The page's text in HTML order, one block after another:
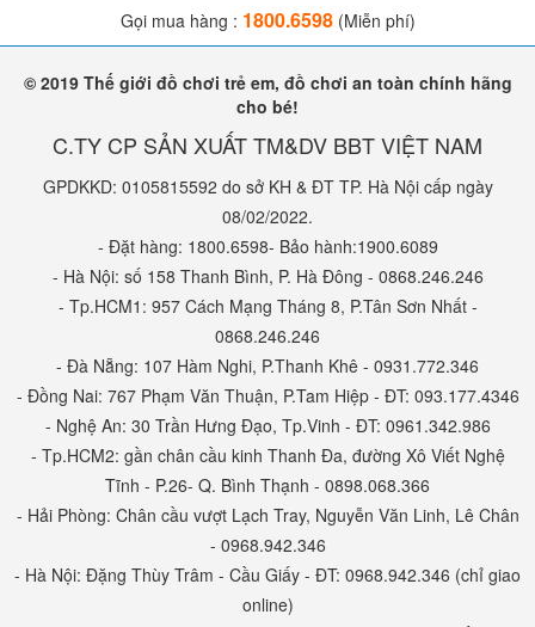
Gọi mua hàng : 1800.6598(Miễn phí)
© 2019 Thế giới đồ chơi trẻ em, đồ chơi an toàn chính hãng
cho bé!
C.TY CP SẢN XUẤT TM&DV BBT VIỆT NAM
GPDKKD: 0105815592 do sở KH & ĐT TP. Hà Nội cấp ngày
08/02/2022.
- Đặt hàng: 1800.6598- Bảo hành:1900.6089
- Hà Nội: số 158 Thanh Bình, P. Hà Đông - 0868.246.246
- Tp.HCM1: 957 Cách Mạng Tháng 8, P.Tân Sơn Nhất -
0868.246.246
- Đà Nẵng: 107 Hàm Nghi, P.Thanh Khê - 0931.772.346
- Đồng Nai: 767 Phạm Văn Thuận, P.Tam Hiệp - ĐT: 093.177.4346
- Nghệ An: 30 Trần Hưng Đạo, Tp.Vinh - ĐT: 0961.342.986
- Tp.HCM2: gần chân cầu kinh Thanh Đa, đường Xô Viết Nghệ
Tĩnh - P.26- Q. Bình Thạnh - 0898.068.366
- Hải Phòng: Chân cầu vượt Lạch Tray, Nguyễn Văn Linh, Lê Chân
- 0968.942.346
- Hà Nội: Đặng Thùy Trâm - Cầu Giấy - ĐT: 0968.942.346 (chỉ giao
online)